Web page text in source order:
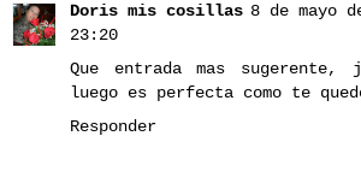
Doris mis cosillas 8 de mayo
23:20
Que entrada mas sugerente,
luego es perfecta como te
Responder